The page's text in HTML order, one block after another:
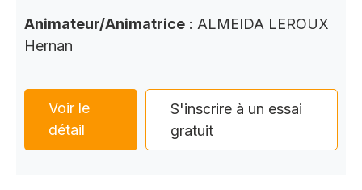
Animateur/Animatrice : ALMEIDA LEROUX
Hernan
Voir le
détail
S'inscrire à un essai
gratuit